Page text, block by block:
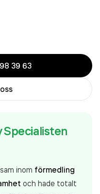
39 63
Specialisten
inom förmedling
och hade totalt